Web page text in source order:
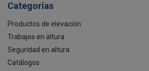
Categorías
Productos de elevación
Trabajos en altura
Seguridad en altura
Catálogos